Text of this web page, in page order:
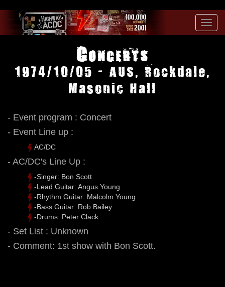
Concerts
1974/10/05 - AUS, Rockdale,
Masonic Hall
- Event program : Concert
- Event Line up :
AC/DC
- AC/DC's Line Up :
-Singer: Bon Scott
-Lead Guitar: Angus Young
-Rhythm Guitar: Malcolm Young
-Bass Guitar: Rob Bailey
-Drums: Peter Clack
- Set List : Unknown
- Comment: 1st show with Bon Scott.